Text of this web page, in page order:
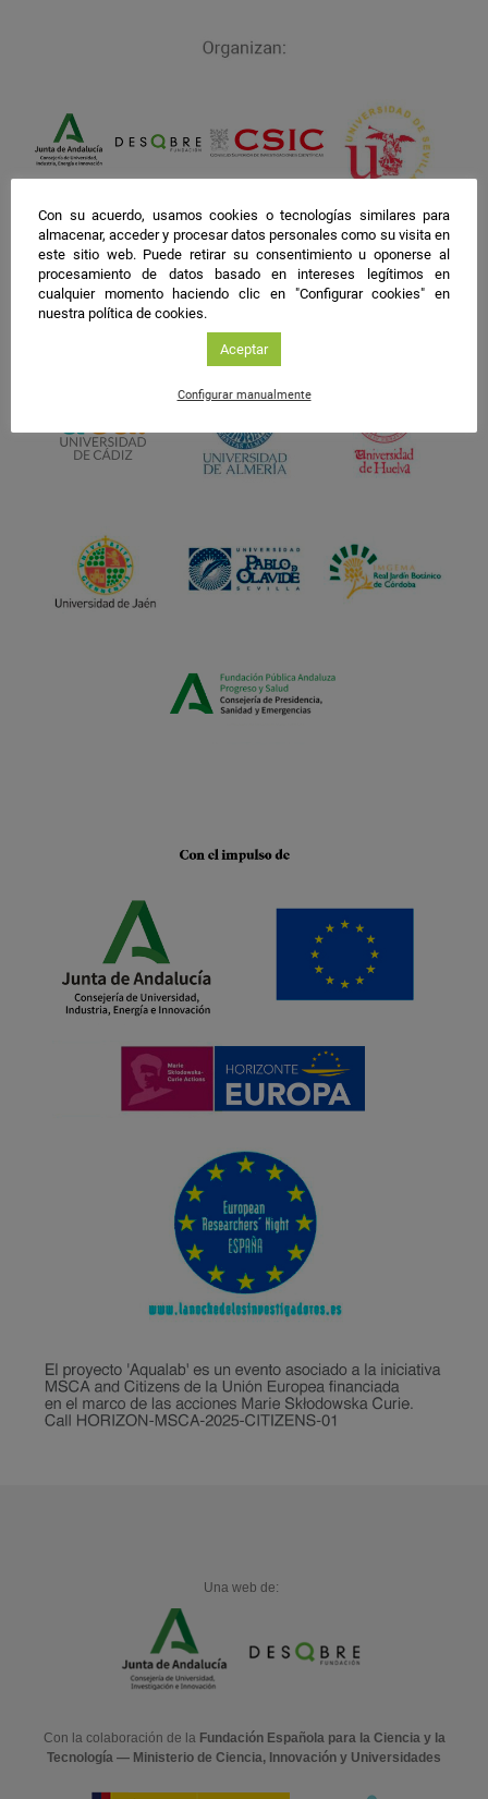
Una web de:
Con la colaboración de la Fundación Española para la Ciencia y la
Tecnología — Ministerio de Ciencia, Innovación y Universidades
Con su acuerdo, usamos cookies o tecnologías similares para
almacenar, acceder y procesar datos personales como su visita en
este sitio web. Puede retirar su consentimiento u oponerse al
procesamiento de datos basado en intereses legítimos en
cualquier momento haciendo clic en "Configurar cookies" en
nuestra política de cookies.
Aceptar
Configurar manualmente